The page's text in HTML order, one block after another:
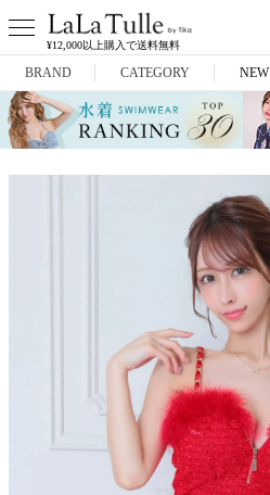
¥12,000以上購入で送料無料
BRAND
Anella
ANGEL R
CATEGORY
ミニドレス
NEW